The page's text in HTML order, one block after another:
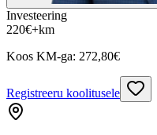
Investeering
220€+km
Koos KM-ga: 272,80€
Registreeru koolitusele